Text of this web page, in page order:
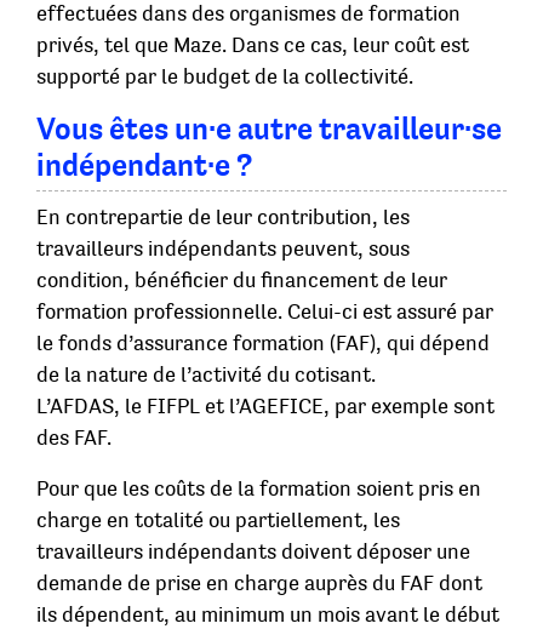
effectuées dans des organismes de formation
privés, tel que Maze. Dans ce cas, leur coût est
supporté par le budget de la collectivité.
Vous êtes un·e autre travailleur·se
indépendant·e ?
En contrepartie de leur contribution, les
travailleurs indépendants peuvent, sous
condition, bénéficier du financement de leur
formation professionnelle. Celui-ci est assuré par
le fonds d’assurance formation (FAF), qui dépend
de la nature de l’activité du cotisant.
L’AFDAS, le FIFPL et l’AGEFICE, par exemple sont
des FAF.
Pour que les coûts de la formation soient pris en
charge en totalité ou partiellement, les
travailleurs indépendants doivent déposer une
demande de prise en charge auprès du FAF dont
ils dépendent, au minimum un mois avant le début